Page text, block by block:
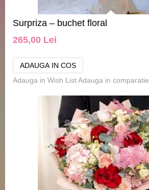
Surpriza – buchet floral
265,00 Lei
Adauga in Wish ListAdauga in comparatie